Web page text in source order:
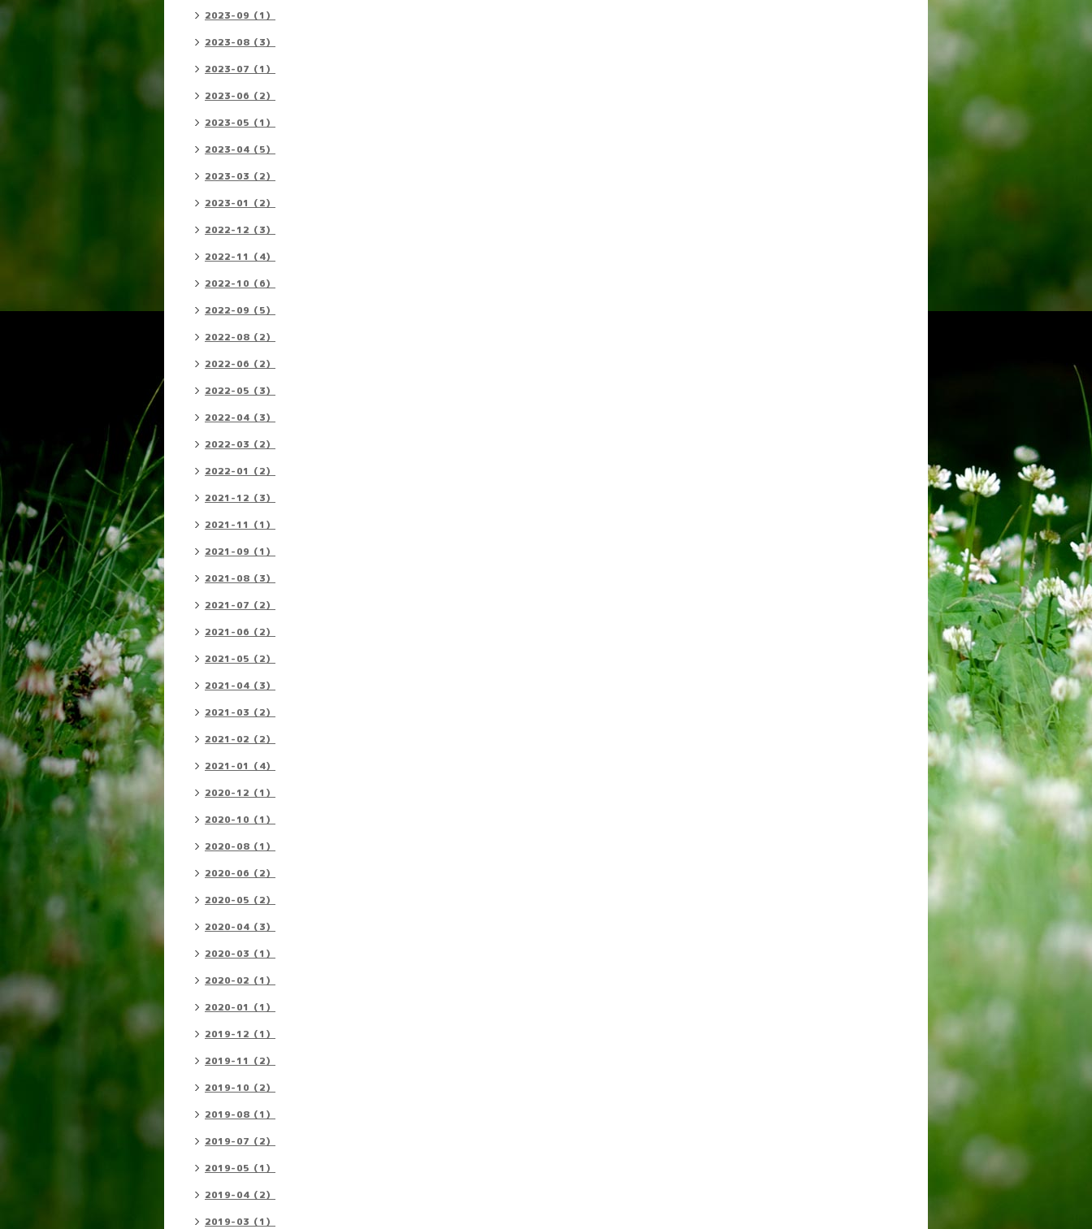
2023-09（1）
2023-08（3）
2023-07（1）
2023-06（2）
2023-05（1）
2023-04（5）
2023-03（2）
2023-01（2）
2022-12（3）
2022-11（4）
2022-10（6）
2022-09（5）
2022-08（2）
2022-06（2）
2022-05（3）
2022-04（3）
2022-03（2）
2022-01（2）
2021-12（3）
2021-11（1）
2021-09（1）
2021-08（3）
2021-07（2）
2021-06（2）
2021-05（2）
2021-04（3）
2021-03（2）
2021-02（2）
2021-01（4）
2020-12（1）
2020-10（1）
2020-08（1）
2020-06（2）
2020-05（2）
2020-04（3）
2020-03（1）
2020-02（1）
2020-01（1）
2019-12（1）
2019-11（2）
2019-10（2）
2019-08（1）
2019-07（2）
2019-05（1）
2019-04（2）
2019-03（1）